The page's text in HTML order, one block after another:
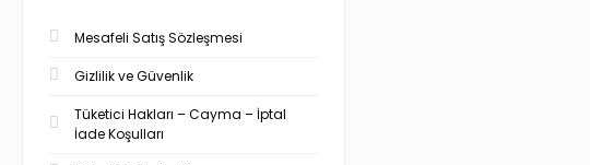
Mesafeli Satış Sözleşmesi
Gizlilik ve Güvenlik
Tüketici Hakları – Cayma – İptal
İade Koşulları